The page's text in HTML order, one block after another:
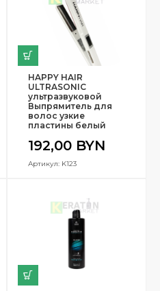
HAPPY HAIR
ULTRASONIC
ультразвуковой
Выпрямитель для
волос узкие
пластины белый
192,00 BYN
Артикул: K123